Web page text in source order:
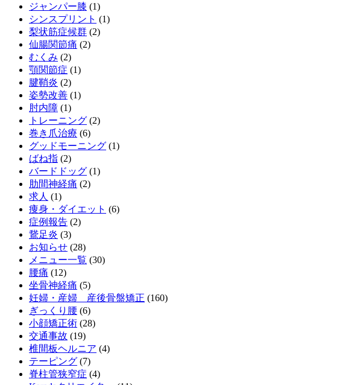
ジャンパー膝 (1)
シンスプリント (1)
梨状筋症候群 (2)
仙腸関節痛 (2)
むくみ (2)
顎関節症 (1)
腱鞘炎 (2)
姿勢改善 (1)
肘内障 (1)
トレーニング (2)
巻き爪治療 (6)
グッドモーニング (1)
ばね指 (2)
バードドッグ (1)
肋間神経痛 (2)
求人 (1)
痩身・ダイエット (6)
症例報告 (2)
鵞足炎 (3)
お知らせ (28)
メニュー一覧 (30)
腰痛 (12)
坐骨神経痛 (5)
妊婦・産婦 産後骨盤矯正 (160)
ぎっくり腰 (6)
小顔矯正術 (28)
交通事故 (19)
椎間板ヘルニア (4)
テーピング (7)
脊柱管狭窄症 (4)